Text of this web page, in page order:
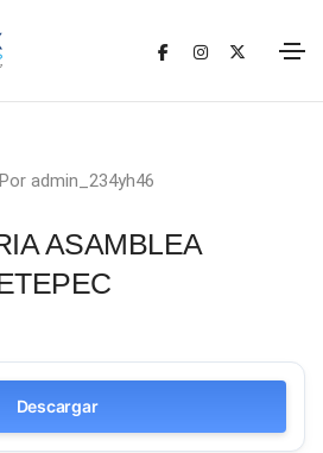
Por admin_234yh46
ASAMBLEA
Descargar